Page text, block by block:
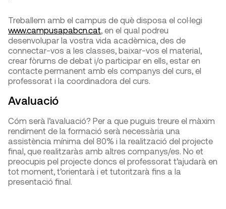
Treballem amb el campus de què disposa el col·legi
www.campusapabcn.cat, en el qual podreu
desenvolupar la vostra vida acadèmica, des de
connectar-vos a les classes, baixar-vos el material,
crear fòrums de debat i/o participar en ells, estar en
contacte permanent amb els companys del curs, el
professorat i la coordinadora del curs.
Avaluació
Cóm serà l’avaluació? Per a que puguis treure el màxim
rendiment de la formació serà necessària una
assistència mínima del 80% i la realització del projecte
final, que realitzaràs amb altres companys/es. No et
preocupis pel projecte doncs el professorat t’ajudarà en
tot moment, t’orientarà i et tutoritzarà fins a la
presentació final.